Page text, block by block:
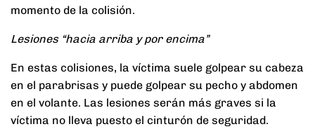
momento de la colisión.
Lesiones “hacia arriba y por encima”
En estas colisiones, la víctima suele golpear su cabeza
en el parabrisas y puede golpear su pecho y abdomen
en el volante. Las lesiones serán más graves si la
víctima no lleva puesto el cinturón de seguridad.